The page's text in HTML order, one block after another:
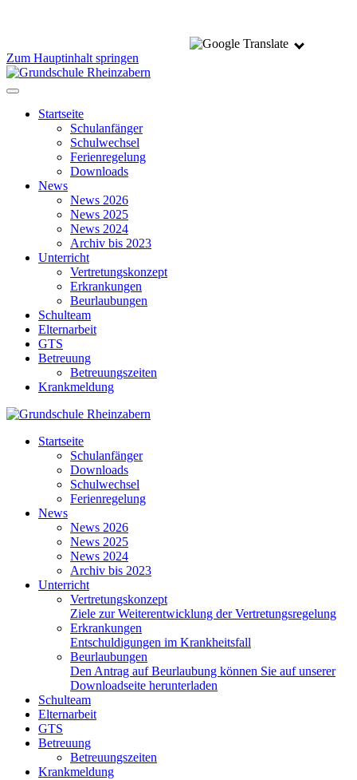
Zum Hauptinhalt springen
Startseite
Schulanfänger
Schulwechsel
Ferienregelung
Downloads
News
News 2026
News 2025
News 2024
Archiv bis 2023
Unterricht
Vertretungskonzept
Erkrankungen
Beurlaubungen
Schulteam
Elternarbeit
GTS
Betreuung
Betreuungszeiten
Krankmeldung
Startseite
Schulanfänger
Downloads
Schulwechsel
Ferienregelung
News
News 2026
News 2025
News 2024
Archiv bis 2023
Unterricht
Vertretungskonzept
Ziele zur Weiterentwicklung der Vertretungsregelung
Erkrankungen
Entschuldigungen im Krankheitsfall
Beurlaubungen
Den Antrag auf Beurlaubung können Sie auf unserer
Downloadseite herunterladen
Schulteam
Elternarbeit
GTS
Betreuung
Betreuungszeiten
Krankmeldung